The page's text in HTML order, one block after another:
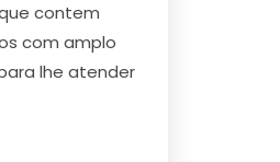
contem
com amplo
lhe atender